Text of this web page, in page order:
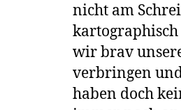
nicht am
wir brav
verbringen
haben doch